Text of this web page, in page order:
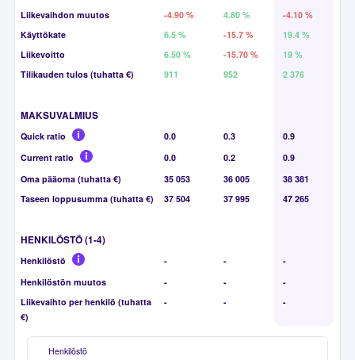
Liikevaihdon muutos
-4.90 % 4.80 %
-4.10 %
Käyttökate
6.5 % -15.7 %
19.4 %
Liikevoitto
6.50 % -15.70 %
19 %
Tilikauden tulos (tuhatta €)
911 952 2 376
MAKSUVALMIUS
Quick ratio 0.0 0.3
0.9
Current ratio
0.0 0.2
0.9
Oma pääoma (tuhatta €)
35 053 36 005
38 381
Taseen loppusumma (tuhatta €)
37 504 37 995 47 265
HENKILÖSTÖ (1-4)
Henkilöstö - -
-
Henkilöstön muutos
- -
-
Liikevaihto per henkilö (tuhatta
€)
- - -
Henkilöstö